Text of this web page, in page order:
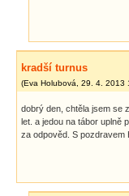
kradší turnus
(Eva Holubová, 29. 4. 2013
dobrý den, chtěla jsem se
let. a jedou na tábor uplně
za odpověd. S pozdravem